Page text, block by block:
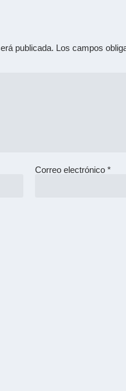
publicada. Los campos
Correo electrónico*